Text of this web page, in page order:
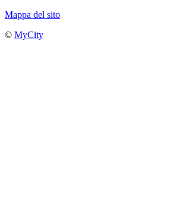
Mappa del sito
© MyCity